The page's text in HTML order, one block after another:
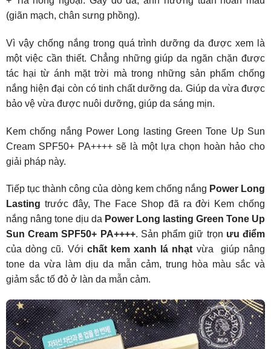
(giãn mạch, chân sưng phồng).
Vì vậy chống nắng trong quá trình dưỡng da được xem là
một việc cần thiết. Chẳng những giúp da ngăn chặn được
tác hại từ ánh mặt trời mà trong những sản phẩm chống
nắng hiện đại còn có tinh chất dưỡng da. Giúp da vừa được
bảo vệ vừa được nuôi dưỡng, giúp da sáng mịn.
Kem chống nắng Power Long lasting Green Tone Up Sun
Cream SPF50+ PA++++ sẽ là một lựa chọn hoàn hảo cho
giải pháp này.
Tiếp tục thành công của dòng kem chống nắng Power Long
Lasting trước đây, The Face Shop đã ra đời Kem chống
nắng nâng tone dịu da Power Long lasting Green Tone Up
Sun Cream SPF50+ PA++++. Sản phẩm giữ trọn ưu điểm
của dòng cũ. Với chất kem xanh lá nhạt vừa giúp nâng
tone da vừa làm dịu da mẫn cảm, trung hòa màu sắc và
giảm sắc tố đỏ ở làn da mẫn cảm.